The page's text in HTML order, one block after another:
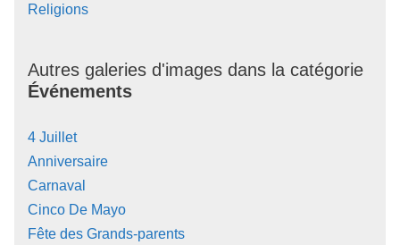
Religions
Autres galeries d'images dans la catégorie
Événements
4 Juillet
Anniversaire
Carnaval
Cinco De Mayo
Fête des Grands-parents